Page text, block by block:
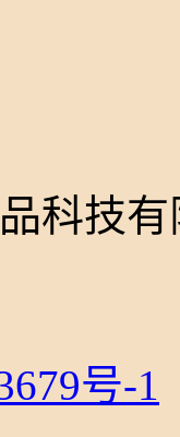
科技
号-1